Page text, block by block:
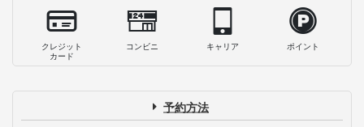
クレジット
カード
コンビニ キャリア ポイント
予約方法